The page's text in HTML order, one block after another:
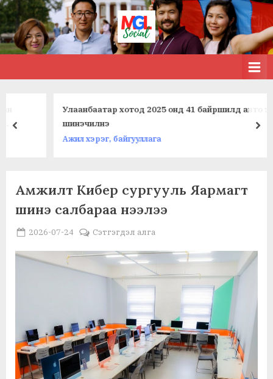
Skip
to
content
МЭДЭЭ
MGL . SOCIAL
Улаанбаатар хотод 2025 онд 41 байршилд авто замыг
шинэчилнэ
Ажил хэрэг, байгууллага
prev
Category:
Мөнгө,
санхүү,
даатгал
Амжилт Кибер сургууль Яармагт
шинэ салбараа нээлээ
Posted
2026-07-24 By
MGL . SOCIAL
Сэтгэгдэл алга